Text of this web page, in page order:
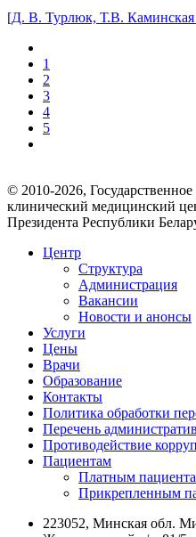
[Д. В. Турлюк, Т.В.
1
2
3
4
5
© 2010-2026,
клинический медицинский
Президента Республики
Центр
Структура
Администрация
Вакансии
Новости и анонсы
Услуги
Цены
Врачи
Образование
Контакты
Политика обработки
Перечень
Противодействие
Пациентам
Платным
Прикрепленным
223052, Минская обл.